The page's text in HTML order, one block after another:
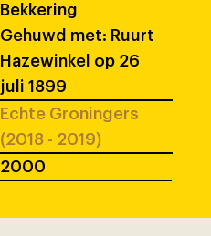
Bekkering
Gehuwd met: Ruurt
Hazewinkel op 26
juli 1899
Echte Groningers
(2018 - 2019)
2000